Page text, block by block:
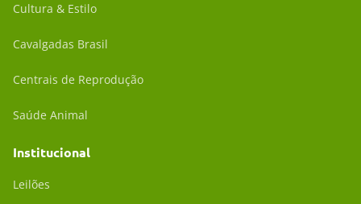
Cultura & Estilo
Cavalgadas Brasil
Centrais de Reprodução
Saúde Animal
Institucional
Leilões